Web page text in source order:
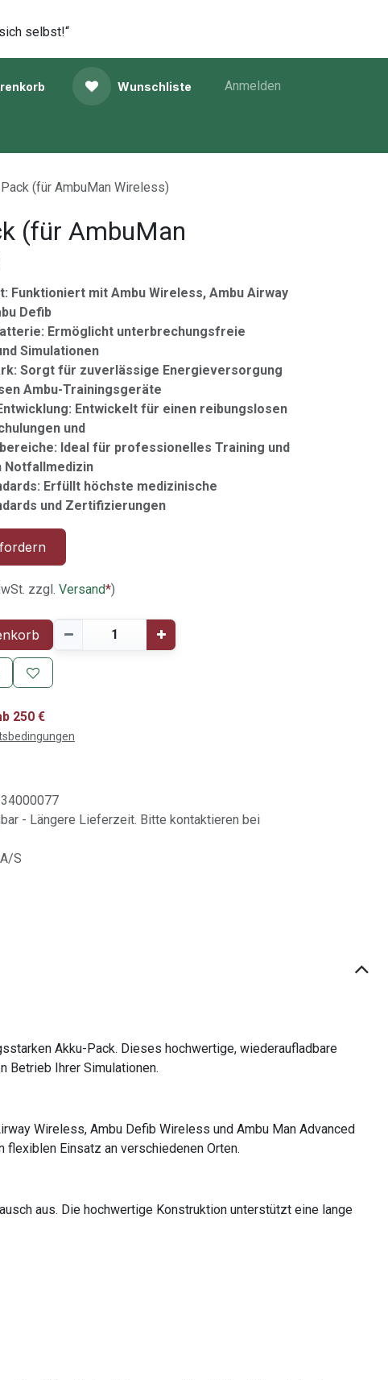
selbst!“
Wunschliste Anmelden
(für AmbuMan Wireless)
(für AmbuMan
Funktioniert mit Ambu Wireless, Ambu Airway
Defib
Ermöglicht unterbrechungsfreie
Simulationen
Sorgt für zuverlässige Energieversorgung
Ambu-Trainingsgeräte
Entwickelt für einen reibungslosen
und
Ideal für professionelles Training und
Notfallmedizin
Erfüllt höchste medizinische
und Zertifizierungen
zzgl. Versand*)
250 €
- Längere Lieferzeit. Bitte kontaktieren bei
S
Akku-Pack. Dieses hochwertige, wiederaufladbare
Betrieb Ihrer Simulationen.
Wireless, Ambu Defib Wireless und Ambu Man Advanced
Einsatz an verschiedenen Orten.
aus. Die hochwertige Konstruktion unterstützt eine lange